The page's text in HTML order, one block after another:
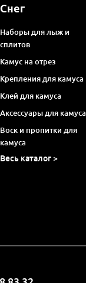
Снег
Наборы для лыж и
сплитов
Камус на отрез
Крепления для камуса
Клей для камуса
Аксессуары для камуса
Воск и пропитки для
камуса
Весь каталог >